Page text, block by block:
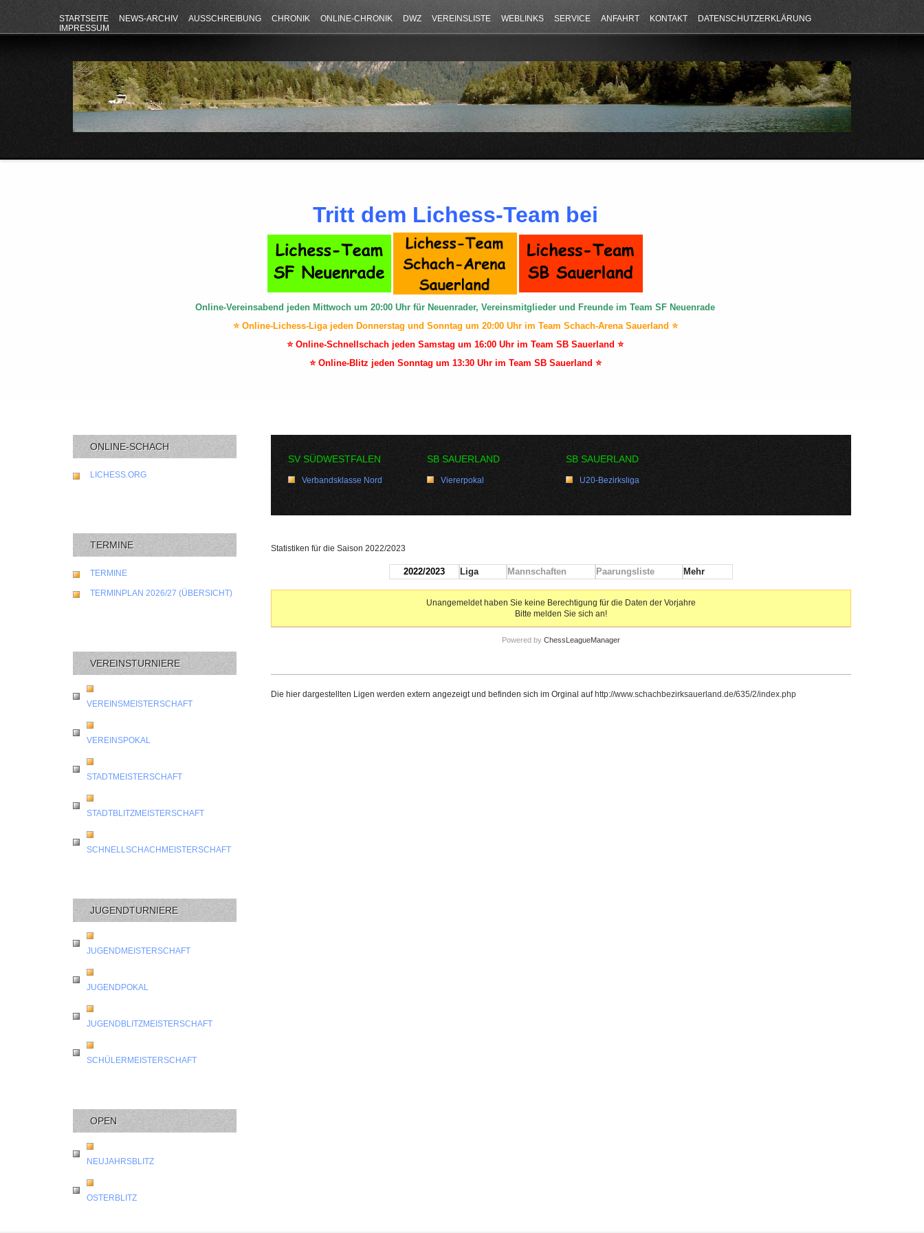
STARTSEITE NEWS-ARCHIV AUSSCHREIBUNG CHRONIK ONLINE-CHRONIK DWZ VEREINSLISTE WEBLINKS SERVICE ANFAHRT KONTAKT
DATENSCHUTZERKLÄRUNG
IMPRESSUM
Tritt dem Lichess-Team bei
Online-Vereinsabend jeden Mittwoch um 20:00 Uhr für Neuenrader, Vereinsmitglieder und Freunde im Team SF Neuenrade
⭐ Online-Lichess-Liga jeden Donnerstag und Sonntag um 20:00 Uhr im Team Schach-Arena Sauerland ⭐
⭐ Online-Schnellschach jeden Samstag um 16:00 Uhr im Team SB Sauerland ⭐
⭐ Online-Blitz jeden Sonntag um 13:30 Uhr im Team SB Sauerland ⭐
ONLINE-SCHACH
LICHESS.ORG
TERMINE
TERMINE
TERMINPLAN 2026/27 (ÜBERSICHT)
VEREINSTURNIERE
VEREINSMEISTERSCHAFT
VEREINSPOKAL
STADTMEISTERSCHAFT
STADTBLITZMEISTERSCHAFT
SCHNELLSCHACHMEISTERSCHAFT
JUGENDTURNIERE
JUGENDMEISTERSCHAFT
JUGENDPOKAL
JUGENDBLITZMEISTERSCHAFT
SCHÜLERMEISTERSCHAFT
OPEN
NEUJAHRSBLITZ
OSTERBLITZ
SV SÜDWESTFALEN
Verbandsklasse Nord
SB SAUERLAND
Viererpokal
SB SAUERLAND
U20-Bezirksliga
Statistiken für die Saison 2022/2023
2022/2023 Liga Mannschaften Paarungsliste Mehr
Unangemeldet haben Sie keine Berechtigung für die Daten der Vorjahre
Bitte melden Sie sich an!
Powered by ChessLeagueManager
Die hier dargestellten Ligen werden extern angezeigt und befinden sich im Orginal auf http://www.schachbezirksauerland.de/635/2/index.php